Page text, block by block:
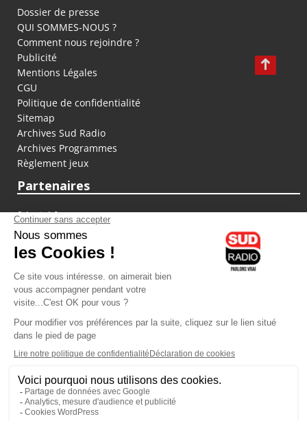
Dossier de presse
QUI SOMMES-NOUS ?
Comment nous rejoindre ?
Publicité
Mentions Légales
CGU
Politique de confidentialité
Sitemap
Archives Sud Radio
Archives Programmes
Règlement jeux
Partenaires
fiducial.fr
lyoncapitale.fr
olympique-et-lyonnais.com
L'application Iphone / Android
Téléchargez l'application
Les cookies
Gestion des cookies
Crédit photos : ©Sud Radio / Pierre Olivier